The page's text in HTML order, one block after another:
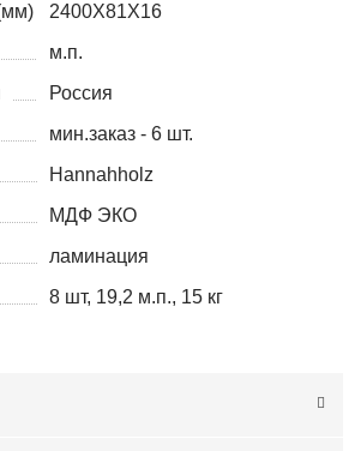
2400Х81Х16
м.п.
Россия
мин.заказ - 6 шт.
Hannahholz
МДФ ЭКО
ламинация
8 шт, 19,2 м.п., 15 кг